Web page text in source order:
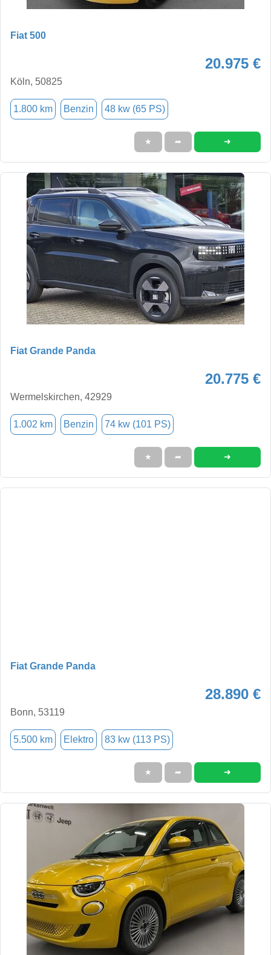
Fiat 500
20.975 €
Köln, 50825
1.800 km Benzin 48 kw (65 PS)
★ ➦ ➜
Fiat Grande Panda
20.775 €
Wermelskirchen, 42929
1.002 km Benzin 74 kw (101 PS)
★ ➦ ➜
Fiat Grande Panda
28.890 €
Bonn, 53119
5.500 km Elektro 83 kw (113 PS)
★ ➦ ➜